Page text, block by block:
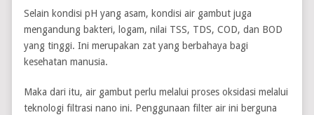
Selain kondisi pH yang asam, kondisi air gambut juga
mengandung bakteri, logam, nilai TSS, TDS, COD, dan BOD
yang tinggi. Ini merupakan zat yang berbahaya bagi
kesehatan manusia.
Maka dari itu, air gambut perlu melalui proses oksidasi melalui
teknologi filtrasi nano ini. Penggunaan filter air ini berguna